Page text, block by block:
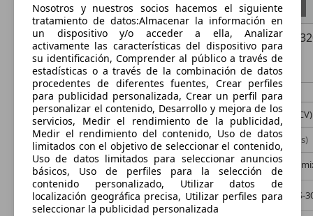
SEAT Leon1.6TDI CR S&S Style 110
€ 6.500,-
165.000 km
05/2016
81 kW (110 CV)
Ocasión
- (Propietarios)
Diésel
4,0 l/100 km (mixto)1 - (g/km)
Vendedor, ES-03690 San Vicente del Raspeig
BMW 320
€ 7.500,-
31.700 km
135 kW (184 CV)
- (Propietarios)
4,7 l/100 km
Vendedor,
Nosotros y nuestros socios hacemos el siguiente
tratamiento de datos:Almacenar la información en
un dispositivo y/o acceder a ella, Analizar
activamente las características del dispositivo para
su identificación, Comprender al público a través de
estadísticas o a través de la combinación de datos
procedentes de diferentes fuentes, Crear perfiles
para publicidad personalizada, Crear un perfil para
personalizar el contenido, Desarrollo y mejora de los
servicios, Medir el rendimiento de la publicidad,
Medir el rendimiento del contenido, Uso de datos
limitados con el objetivo de seleccionar el contenido,
Uso de datos limitados para seleccionar anuncios
básicos, Uso de perfiles para la selección de
contenido personalizado, Utilizar datos de
localización geográfica precisa, Utilizar perfiles para
seleccionar la publicidad personalizada